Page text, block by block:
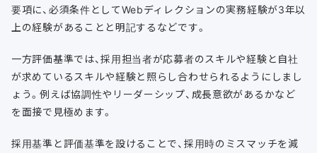
要項に、必須条件としてWebディレクションの実務経験が3年以
上の経験があることと明記するなどです。
一方評価基準では、採用担当者が応募者のスキルや経験と自社
が求めているスキルや経験と照らし合わせられるようにしまし
ょう。例えば協調性やリーダーシップ、成長意欲があるかなど
を面接で見極めます。
採用基準と評価基準を設けることで、採用時のミスマッチを減